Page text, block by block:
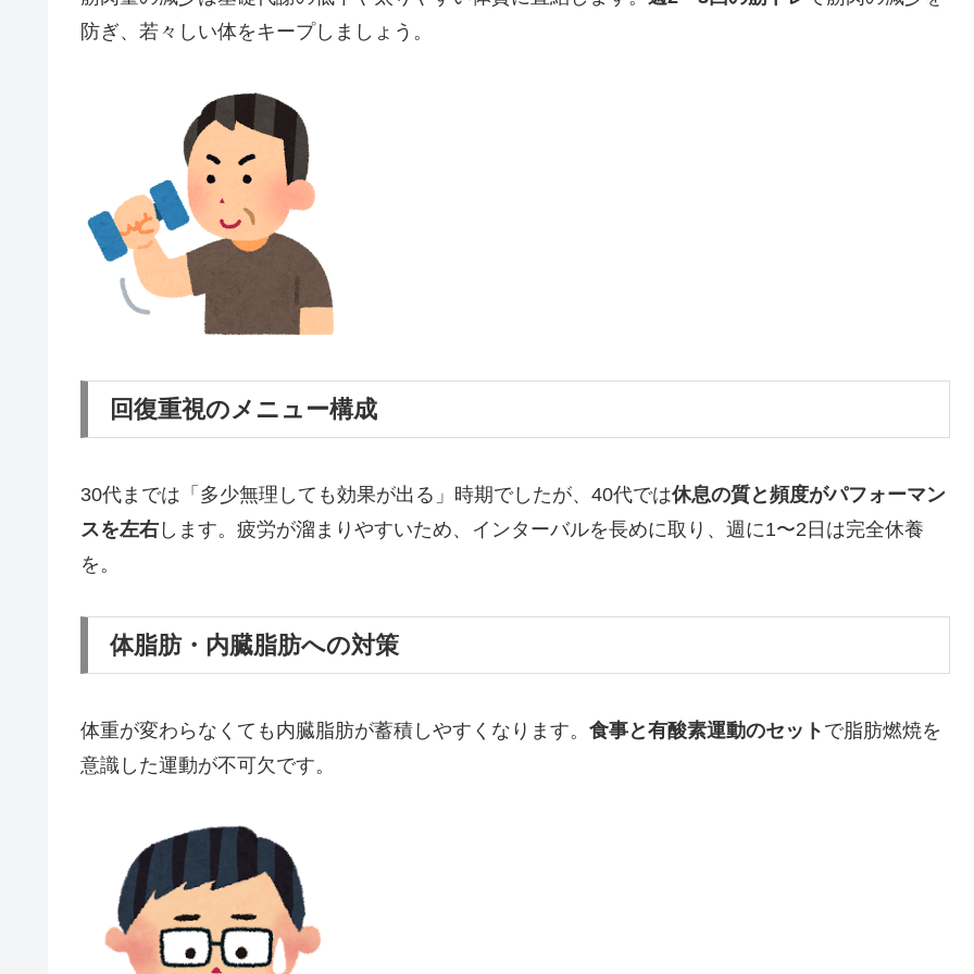
防ぎ、若々しい体をキープしましょう。
回復重視のメニュー構成
30代までは「多少無理しても効果が出る」時期でしたが、40代では休息の質と頻度がパフォーマン
スを左右 します。疲労が溜まりやすいため、インターバルを長めに取り、週に1〜2日は完全休養
を。
体脂肪・内臓脂肪への対策
体重が変わらなくても内臓脂肪が蓄積しやすくなります。 食事と有酸素運動のセット で脂肪燃焼を
意識した運動が不可欠です。